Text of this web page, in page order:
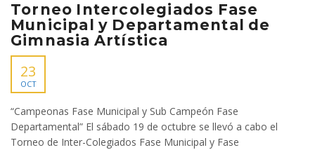
Torneo Intercolegiados Fase
Municipal y Departamental de
Gimnasia Artística
23
OCT
“Campeonas Fase Municipal y Sub Campeón Fase
Departamental” El sábado 19 de octubre se llevó a cabo el
Torneo de Inter-Colegiados Fase Municipal y Fase